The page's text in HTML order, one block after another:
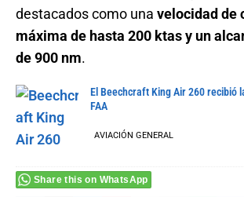
destacados como una velocidad de
máxima de hasta 200 ktas y un
de 900 nm
El Beechcraft King Air 260 recibió
FAA
AVIACIÓN GENERAL
Share this on WhatsApp